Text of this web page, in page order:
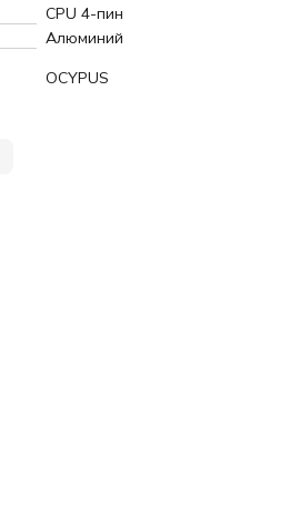
CPU 4-пин
Алюминий
OCYPUS